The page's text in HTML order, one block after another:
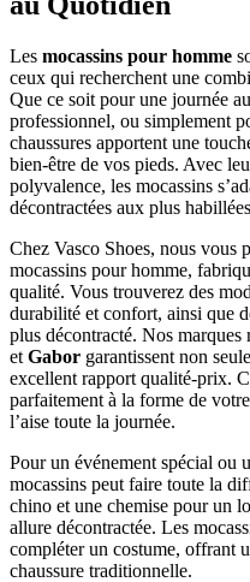
Les mocassins pour homme
ceux qui recherchent une
Que ce soit pour une journée
professionnel, ou simplement
chaussures apportent une
bien-être de vos pieds. Avec
polyvalence, les mocassins
décontractées aux plus
Chez Vasco Shoes, nous vous
mocassins pour homme,
qualité. Vous trouverez des
durabilité et confort, ainsi que
plus décontracté. Nos marques
et Gabor garantissent non
excellent rapport qualité-prix.
parfaitement à la forme de
l’aise toute la journée.
Pour un événement spécial ou
mocassins peut faire toute la
chino et une chemise pour un
allure décontractée. Les
compléter un costume, offrant
chaussure traditionnelle.